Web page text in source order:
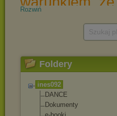
Rozwiń
Foldery
ines092
DANCE
Dokumenty